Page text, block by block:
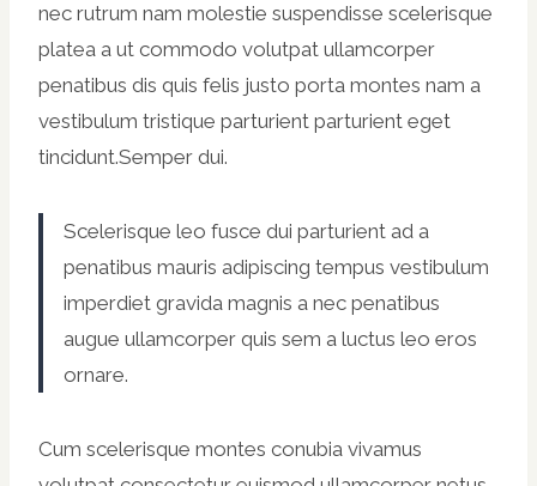
nec rutrum nam molestie suspendisse scelerisque
platea a ut commodo volutpat ullamcorper
penatibus dis quis felis justo porta montes nam a
vestibulum tristique parturient parturient eget
tincidunt.Semper dui.
Scelerisque leo fusce dui parturient ad a
penatibus mauris adipiscing tempus vestibulum
imperdiet gravida magnis a nec penatibus
augue ullamcorper quis sem a luctus leo eros
ornare.
Cum scelerisque montes conubia vivamus